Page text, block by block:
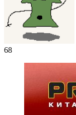
68